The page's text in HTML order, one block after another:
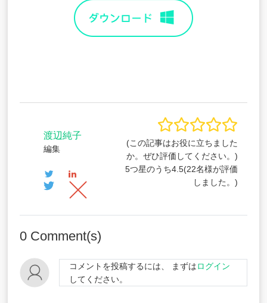
渡辺純子
編集
(この記事はお役に立ちました
か。ぜひ評価してください。)
5つ星のうち4.5(22名様が評価
しました。)
0 Comment(s)
コメントを投稿するには、 まずはログイン
してください。